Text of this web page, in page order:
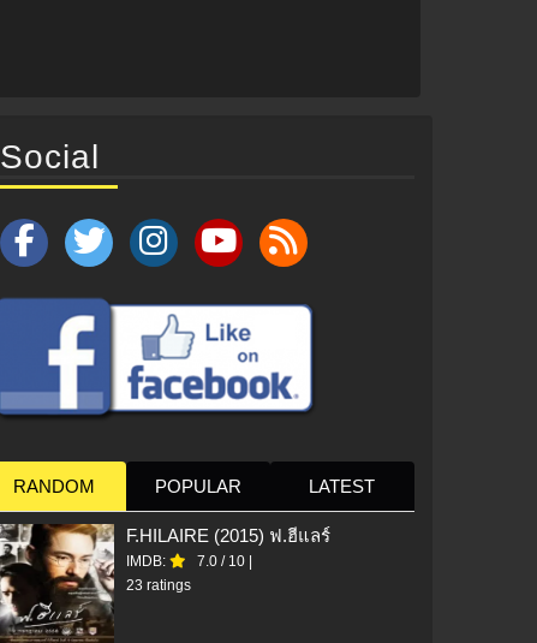
Social
RANDOM POPULAR LATEST
F.HILAIRE (2015) ฟ.ฮีแลร์
IMDB: 7.0 / 10
23 ratings